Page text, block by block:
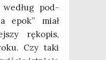
według pod­
epok” miał
ręko­pis,
Czy taki